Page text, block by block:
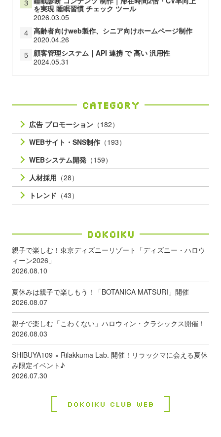
３
を実現 睡眠習慣 チェック ツール
2026.03.05
４ 高齢者向けweb製作、シニア向けホームページ制作
2020.04.26
５ 顧客管理システム｜API 連携 で 高い 汎用性
2024.05.31
Category
広告 プロモーション （182）
WEBサイト・SNS制作 （193）
WEBシステム開発 （159）
人材採用 （28）
トレンド （43）
Dokoiku
親子で楽しむ！東京ディズニーリゾート「ディズニー・ハロウ
ィーン2026」
2026.08.10
夏休みは親子で楽しもう！「BOTANICA MATSURI」開催
2026.08.07
親子で楽しむ「こわくない」ハロウィン・クラシックス開催！
2026.08.03
SHIBUYA109 × Rilakkuma Lab. 開催！リラックマに会える夏休
み限定イベント♪
2026.07.30
Dokoiku Club Web